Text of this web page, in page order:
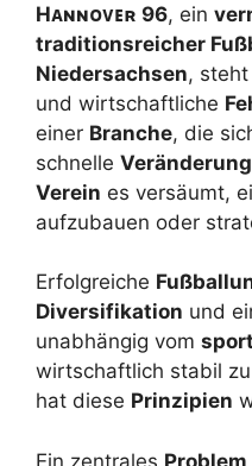
Hᴀɴɴᴏᴠᴇʀ 96, ein
traditionsreicher
Niedersachsen,
und wirtschaftliche
einer Branche, die
schnelle
Verein es versäumt,
aufzubauen oder
Erfolgreiche
Diversifikation und
unabhängig vom
wirtschaftlich stabil
hat diese Prinzipien
Ein zentrales Problem